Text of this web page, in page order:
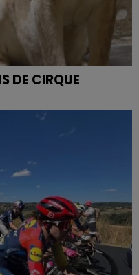
DE CIRQUE